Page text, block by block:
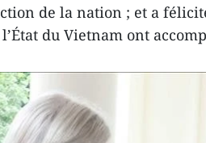
de la nation ; et a
du Vietnam ont